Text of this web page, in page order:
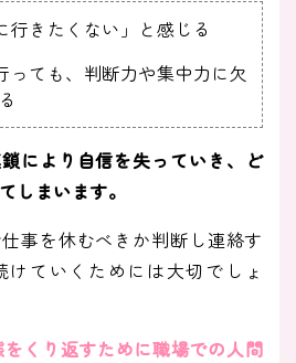
行きたくない」と感じる
っても、判断力や集中力に欠
により自信を失っていき、ど
しまいます。
事を休むべきか判断し連絡す
けていくためには大切でしょ
くり返すために職場での人間